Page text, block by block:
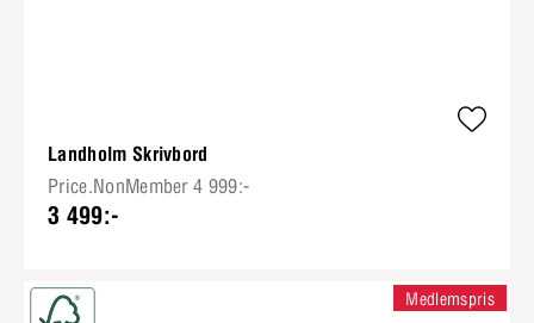
Landholm Skrivbord
Price.NonMember 4 999:-
3 499:-
Medlemspris